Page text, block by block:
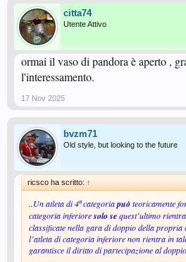
citta74
Utente Attivo
ormai il vaso di pandora è aperto ,
l'interessamento.
17 Nov 2025
bvzm71
Old style, but looking to the future
ricsco ha scritto: ↑
..Un atleta di 4ª categoriapuòteoricamente
categoria inferioresolo sequest’ultimo
classificate nella gara di doppio della propria
l’atleta di categoria inferiore non rientra in
garantisce il diritto di partecipazione al